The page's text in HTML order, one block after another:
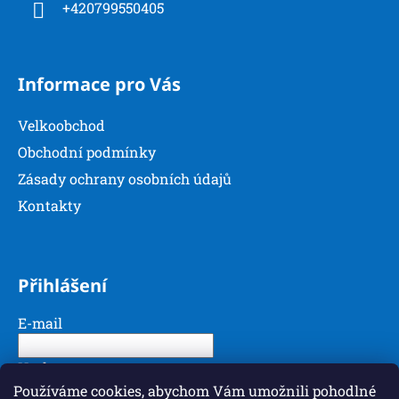
Používáme cookies, abychom Vám umožnili pohodlné
+420799550405
Informace pro Vás
Velkoobchod
Obchodní podmínky
Zásady ochrany osobních údajů
Kontakty
Přihlášení
E-mail
Heslo